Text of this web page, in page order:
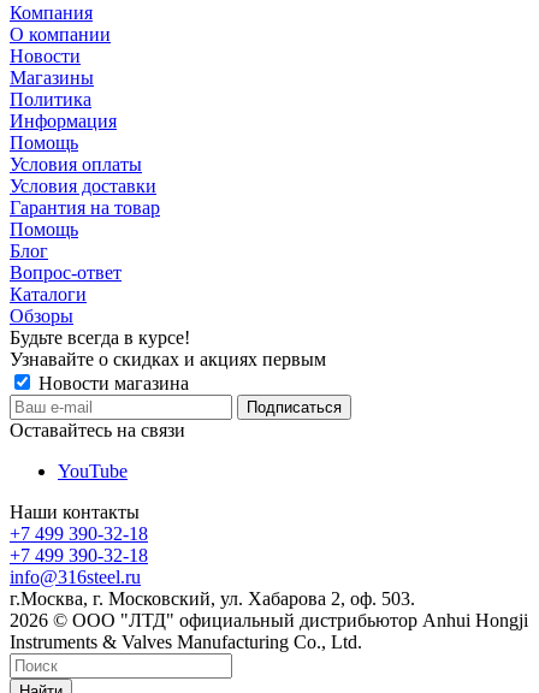
Компания
О компании
Новости
Магазины
Политика
Информация
Помощь
Условия оплаты
Условия доставки
Гарантия на товар
Помощь
Блог
Вопрос-ответ
Каталоги
Обзоры
Будьте всегда в курсе!
Узнавайте о скидках и акциях первым
Новости магазина
Оставайтесь на связи
YouTube
Наши контакты
+7 499 390-32-18
+7 499 390-32-18
info@316steel.ru
г.Москва, г. Московский, ул. Хабарова 2, оф. 503.
2026 © ООО "ЛТД" официальный дистрибьютор Anhui Hongji
Instruments & Valves Manufacturing Co., Ltd.